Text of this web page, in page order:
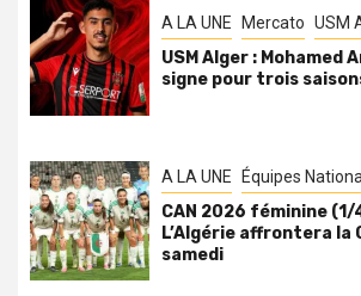
A LA UNE Mercato USM
USM Alger : Mohamed
signe pour trois
A LA UNE Équipes
CAN 2026 féminine (1/
L’Algérie affrontera la
samedi